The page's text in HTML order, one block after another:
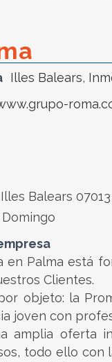
Illes Balears,
Balears 07013
en Palma está
Clientes.
objeto: la
joven con
amplia oferta
todo ello con